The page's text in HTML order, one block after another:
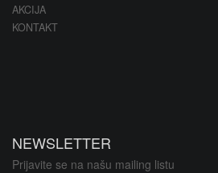
AKCIJA
KONTAKT
NEWSLETTER
Prijavite se na našu mailing listu